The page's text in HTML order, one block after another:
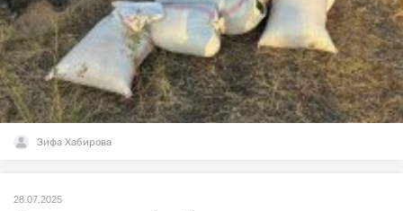
Зифа Хабирова
28.07.2025